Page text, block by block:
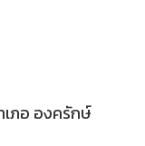
ภอ องครักษ์